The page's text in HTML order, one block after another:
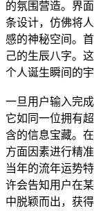
的氛围营造。界
条设计，仿佛将
感的神秘空间。
己的生辰八字。
个人诞生瞬间的
一旦用户输入完
它如同一位拥有
含的信息宝藏。
方面因素进行精
当年的流年运势
许会告知用户在
中脱颖而出，获